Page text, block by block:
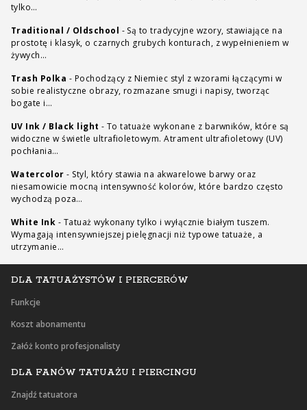
DLA TATUAŻYSTÓW I PIERCERÓW
Funkcje
Koszt abonamentu
Załóż konto profesjonalisty
DLA FANÓW TATUAŻU I PIERCINGU
Znajdź tatuatora
tylko…
Traditional / Oldschool - Są to tradycyjne wzory, stawiające na
prostotę i klasyk, o czarnych grubych konturach, z wypełnieniem w
żywych…
Trash Polka - Pochodzący z Niemiec styl z wzorami łączącymi w
sobie realistyczne obrazy, rozmazane smugi i napisy, tworząc
bogate i…
UV Ink / Black light - To tatuaże wykonane z barwników, które są
widoczne w świetle ultrafioletowym. Atrament ultrafioletowy (UV)
pochłania…
Watercolor - Styl, który stawia na akwarelowe barwy oraz
niesamowicie mocną intensywność kolorów, które bardzo często
wychodzą poza…
White Ink - Tatuaż wykonany tylko i wyłącznie białym tuszem.
Wymagają intensywniejszej pielęgnacji niż typowe tatuaże, a
utrzymanie…